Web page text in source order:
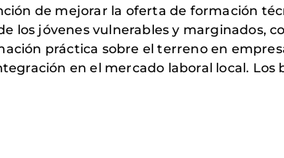
de mejorar la oferta de formación
los jóvenes vulnerables y marginados,
práctica sobre el terreno en
en el mercado laboral local. Los